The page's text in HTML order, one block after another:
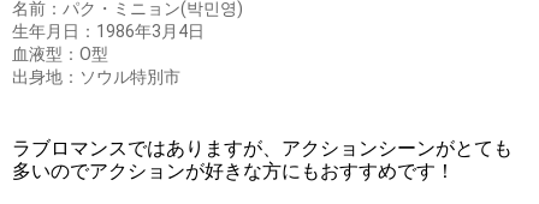
名前：パク・ミニョン(박민영)
生年月日：1986年3月4日
血液型：O型
出身地：ソウル特別市
ラブロマンスではありますが、アクションシーンがとても
多いのでアクションが好きな方にもおすすめです！